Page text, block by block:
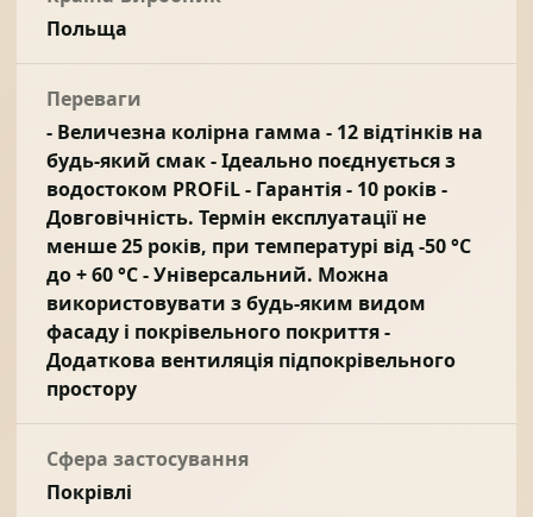
Польща
Переваги
- Величезна колірна гамма - 12 відтінків на
будь-який смак - Ідеально поєднується з
водостоком PROFiL - Гарантія - 10 років -
Довговічність. Термін експлуатації не
менше 25 років, при температурі від -50 °C
до + 60 °C - Універсальний. Можна
використовувати з будь-яким видом
фасаду і покрівельного покриття -
Додаткова вентиляція підпокрівельного
простору
Сфера застосування
Покрівлі